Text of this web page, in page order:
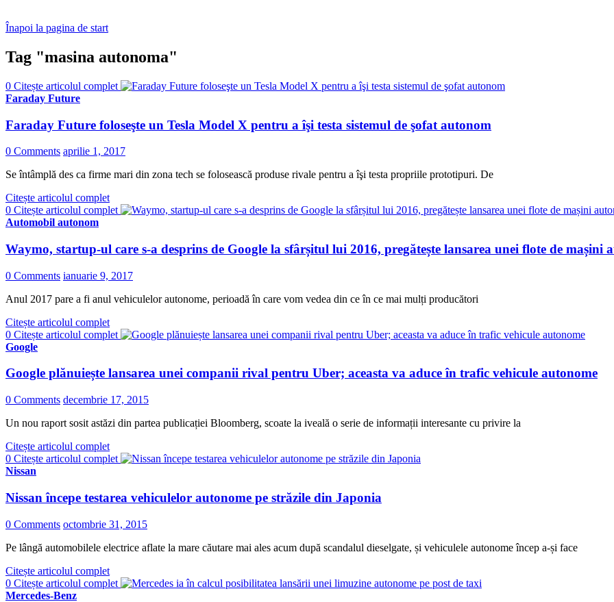
Înapoi la pagina de start
Tag "masina autonoma"
0 Citește articolul complet
Faraday Future
Faraday Future foloseşte un Tesla Model X pentru a îşi testa sistemul de şofat autonom
0 Comments aprilie 1, 2017
Se întâmplă des ca firme mari din zona tech se folosească produse rivale pentru a îşi testa propriile prototipuri. De
Citește articolul complet
0 Citește articolul complet
Automobil autonom
Waymo, startup-ul care s-a desprins de Google la sfârșitul lui 2016, pregătește lansarea unei flote de mașini
0 Comments ianuarie 9, 2017
Anul 2017 pare a fi anul vehiculelor autonome, perioadă în care vom vedea din ce în ce mai mulți producători
Citește articolul complet
0 Citește articolul complet
Google
Google plănuiește lansarea unei companii rival pentru Uber; aceasta va aduce în trafic vehicule autonome
0 Comments decembrie 17, 2015
Un nou raport sosit astăzi din partea publicației Bloomberg, scoate la iveală o serie de informații interesante cu privire la
Citește articolul complet
0 Citește articolul complet
Nissan
Nissan începe testarea vehiculelor autonome pe străzile din Japonia
0 Comments octombrie 31, 2015
Pe lângă automobilele electrice aflate la mare căutare mai ales acum după scandalul dieselgate, și vehiculele autonome încep a-și face
Citește articolul complet
0 Citește articolul complet
Mercedes-Benz